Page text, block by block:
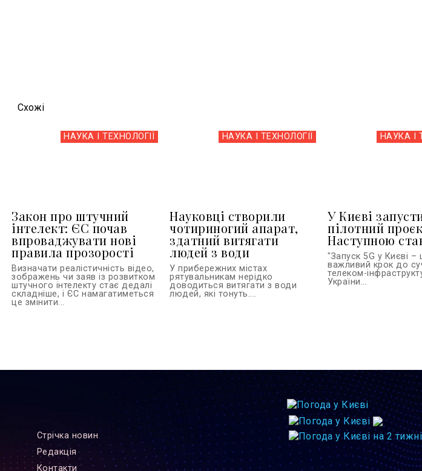
Схожi
НАУКА І ТЕХНОЛОГІЇ
Закон про штучний
інтелект: ЄС почав
впроваджувати нові
правила прозорості
Визначати реалістичність відео,
зображень чи заяв із розвитком
штучного інтелекту стає дедалі
складніше, і ЄС намагатиметься
це змінити...
НАУКА І ТЕХНОЛОГІЇ
Науковці створили
чотириногий апарат,
здатний витягати
людей з води
У прибережних містах
рятувальникам нерідко
доводиться витягати з води
людей, які тонуть....
НАУКА І
У Києві
пілотний
Наступною
"Запуск 5G у Києві
важливий крок до
телеком-
України...
Стрiчка новин
Редакцiя
Контакти